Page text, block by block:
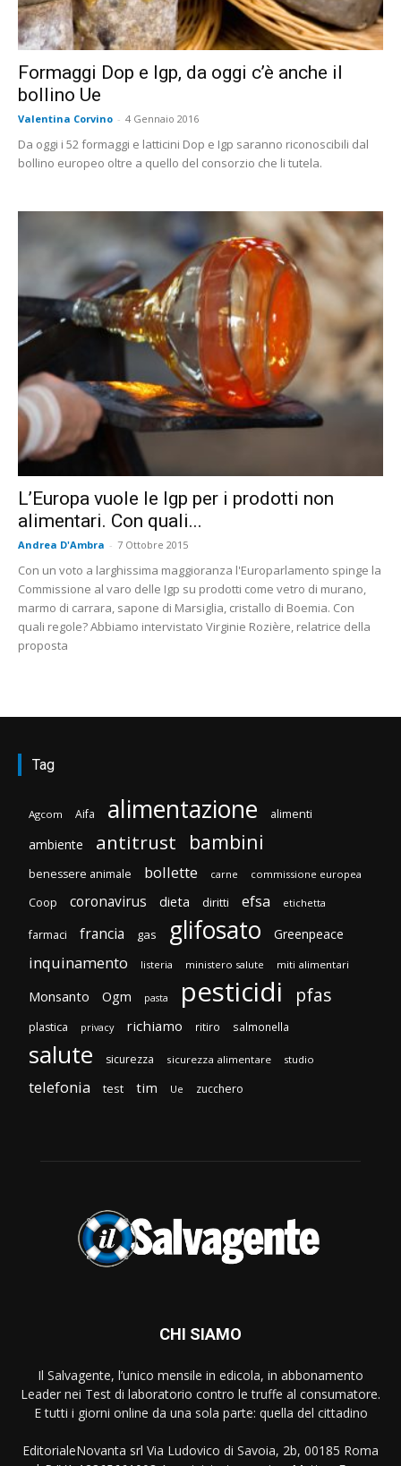
Formaggi Dop e Igp, da oggi c’è anche il
bollino Ue
Valentina Corvino - 4 Gennaio 2016
Da oggi i 52 formaggi e latticini Dop e Igp saranno riconoscibili dal
bollino europeo oltre a quello del consorzio che li tutela.
L’Europa vuole le Igp per i prodotti non
alimentari. Con quali...
Andrea D'Ambra - 7 Ottobre 2015
Con un voto a larghissima maggioranza l'Europarlamento spinge la
Commissione al varo delle Igp su prodotti come vetro di murano,
marmo di carrara, sapone di Marsiglia, cristallo di Boemia. Con
quali regole? Abbiamo intervistato Virginie Rozière, relatrice della
proposta
Tag
Agcom Aifa alimentazione alimenti
ambiente antitrust bambini
benessere animale bollette carne commissione europea
Coop coronavirus dieta diritti efsa etichetta
farmaci francia gas glifosato Greenpeace
inquinamento listeria ministero salute miti alimentari
Monsanto Ogm pasta pesticidi pfas
plastica privacy richiamo ritiro salmonella
salute sicurezza sicurezza alimentare studio
telefonia test tim Ue zucchero
CHI SIAMO
Il Salvagente, l’unico mensile in edicola, in abbonamento
Leader nei Test di laboratorio contro le truffe al consumatore.
E tutti i giorni online da una sola parte: quella del cittadino
EditorialeNovanta srl Via Ludovico di Savoia, 2b, 00185 Roma